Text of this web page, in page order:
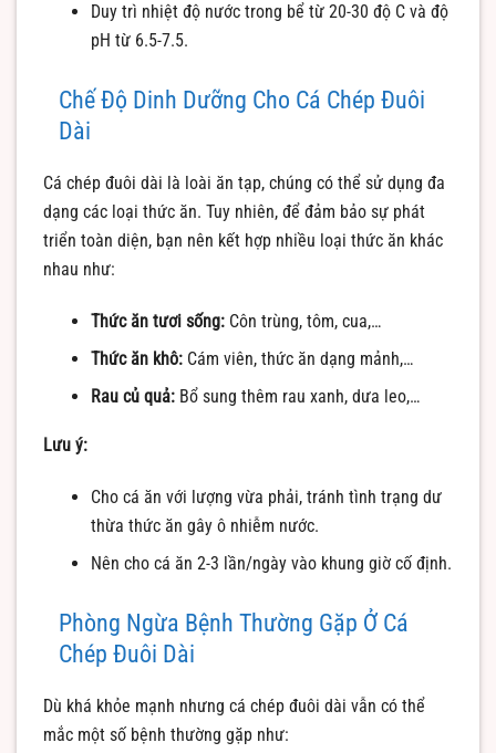
Duy trì nhiệt độ nước trong bể từ 20-30 độ C và độ
pH từ 6.5-7.5.
Chế Độ Dinh Dưỡng Cho Cá Chép Đuôi
Dài
Cá chép đuôi dài là loài ăn tạp, chúng có thể sử dụng đa
dạng các loại thức ăn. Tuy nhiên, để đảm bảo sự phát
triển toàn diện, bạn nên kết hợp nhiều loại thức ăn khác
nhau như:
Thức ăn tươi sống:Côn trùng, tôm, cua,…
Thức ăn khô:Cám viên, thức ăn dạng mảnh,…
Rau củ quả:Bổ sung thêm rau xanh, dưa leo,…
Lưu ý:
Cho cá ăn với lượng vừa phải, tránh tình trạng dư
thừa thức ăn gây ô nhiễm nước.
Nên cho cá ăn 2-3 lần/ngày vào khung giờ cố định.
Phòng Ngừa Bệnh Thường Gặp Ở Cá
Chép Đuôi Dài
Dù khá khỏe mạnh nhưng cá chép đuôi dài vẫn có thể
mắc một số bệnh thường gặp như: